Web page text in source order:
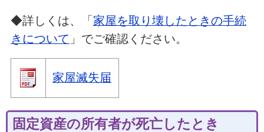
◆詳しくは、「 家屋を取り壊したときの手続
きについて 」でご確認ください。
家屋滅失届
固定資産の所有者が死亡したとき